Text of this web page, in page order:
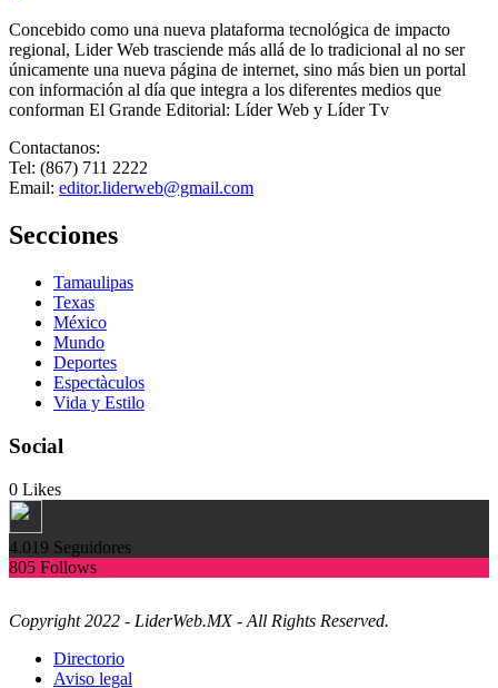
Concebido como una nueva plataforma tecnológica de impacto
regional, Lider Web trasciende más allá de lo tradicional al no ser
únicamente una nueva página de internet, sino más bien un portal
con información al día que integra a los diferentes medios que
conforman El Grande Editorial: Líder Web y Líder Tv
Contactanos:
Tel: (867) 711 2222
Email: editor.liderweb@gmail.com
Secciones
Tamaulipas
Texas
México
Mundo
Deportes
Espectàculos
Vida y Estilo
Social
0 Likes
4.019 Seguidores
805 Follows
Copyright 2022 - LiderWeb.MX - All Rights Reserved.
Directorio
Aviso legal